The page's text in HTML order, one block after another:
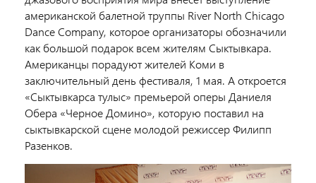
американской балетной труппы River North Chicago
Dance Company, которое организаторы обозначили
как большой подарок всем жителям Сыктывкара.
Американцы порадуют жителей Коми в
заключительный день фестиваля, 1 мая. А откроется
«Сыктывкарса тулыс» премьерой оперы Даниеля
Обера «Черное Домино», которую поставил на
сыктывкарской сцене молодой режиссер Филипп
Разенков.